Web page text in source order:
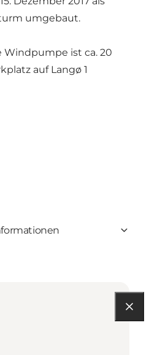
umgebaut.
Windpumpe ist ca. 20
auf Langø 1